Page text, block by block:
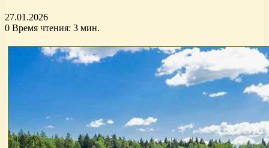
27.01.2026
0 Время чтения: 3 мин.